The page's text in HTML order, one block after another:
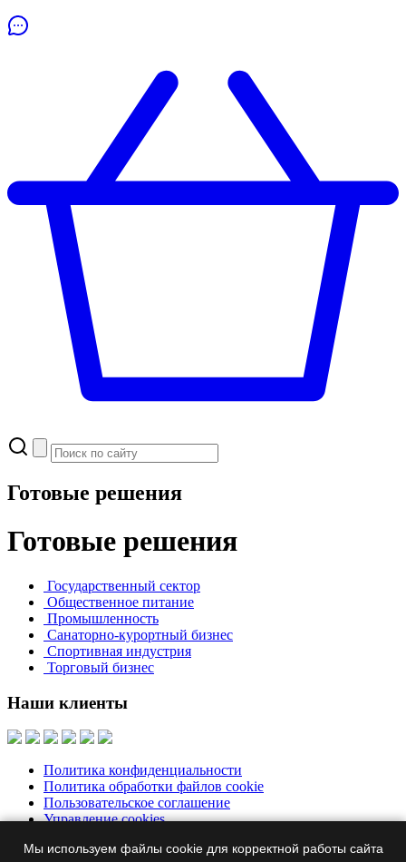
Готовые решения
Готовые решения
Государственный сектор
Общественное питание
Промышленность
Санаторно-курортный бизнес
Спортивная индустрия
Торговый бизнес
Наши клиенты
Политика конфиденциальности
Политика обработки файлов cookie
Пользовательское соглашение
Управление cookies
Москва, Бумажный пр., д. 14, корп. 1, офис 313 +7 495 644-39-
Мы используем файлы cookie для корректной работы сайта